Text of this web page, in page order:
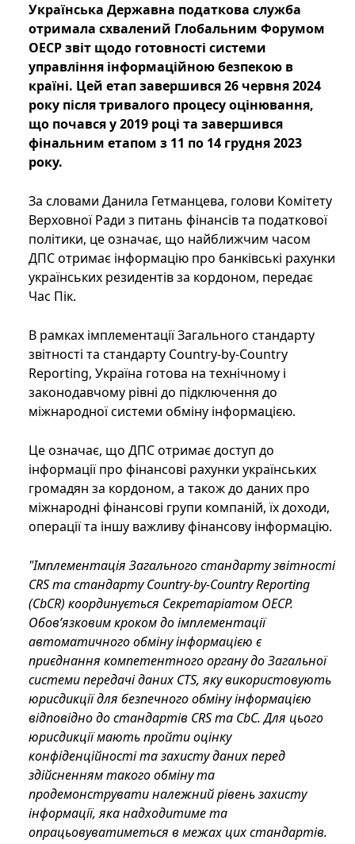
Українська Державна податкова служба
отримала схвалений Глобальним Форумом
ОЕСР звіт щодо готовності системи
управління інформаційною безпекою в
країні. Цей етап завершився 26 червня 2024
року після тривалого процесу оцінювання,
що почався у 2019 році та завершився
фінальним етапом з 11 по 14 грудня 2023
року.
За словами Данила Гетманцева, голови Комітету
Верховної Ради з питань фінансів та податкової
політики, це означає, що найближчим часом
ДПС отримає інформацію про банківські рахунки
українських резидентів за кордоном, передає
Час Пік.
В рамках імплементації Загального стандарту
звітності та стандарту Country-by-Country
Reporting, Україна готова на технічному і
законодавчому рівні до підключення до
міжнародної системи обміну інформацією.
Це означає, що ДПС отримає доступ до
інформації про фінансові рахунки українських
громадян за кордоном, а також до даних про
міжнародні фінансові групи компаній, їх доходи,
операції та іншу важливу фінансову інформацію.
"Імплементація Загального стандарту звітності
CRS та стандарту Country-by-Country Reporting
(CbCR) координується Секретаріатом ОЕСР.
Обов’язковим кроком до імплементації
автоматичного обміну інформацією є
приєднання компетентного органу до Загальної
системи передачі даних CTS, яку використовують
юрисдикції для безпечного обміну інформацією
відповідно до стандартів CRS та CbC. Для цього
юрисдикції мають пройти оцінку
конфіденційності та захисту даних перед
здійсненням такого обміну та
продемонструвати належний рівень захисту
інформації, яка надходитиме та
опрацьовуватиметься в межах цих стандартів.